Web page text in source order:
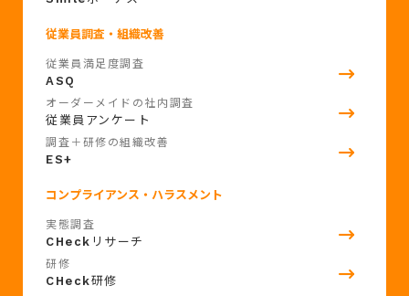
従業員調査・組織改善
従業員満足度調査
ASQ
オーダーメイドの社内調査
従業員アンケート
調査＋研修の組織改善
ES+
コンプライアンス・ハラスメント
実態調査
CHeck リサーチ
研修
CHeck研修